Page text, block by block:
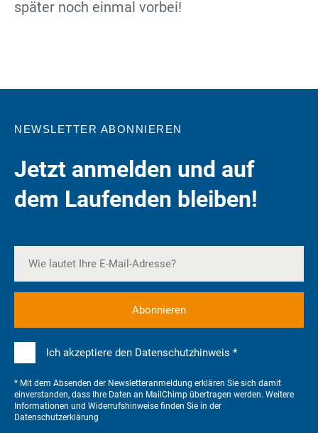
später noch einmal vorbei!
NEWSLETTER ABONNIEREN
Jetzt anmelden und auf
dem Laufenden bleiben!
Ich akzeptiere den Datenschutzhinweis *
* Mit dem Absenden der Newsletteranmeldung erklären Sie sich damit
einverstanden, dass Ihre Daten an MailChimp übertragen werden. Weitere
Informationen und Widerrufshinweise finden Sie in der
Datenschutzerklärung